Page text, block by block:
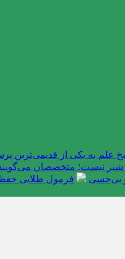
علم به یکی از
نیست؛ متخصصان می‌گویند
بی‌حسی
فرمول طلایی